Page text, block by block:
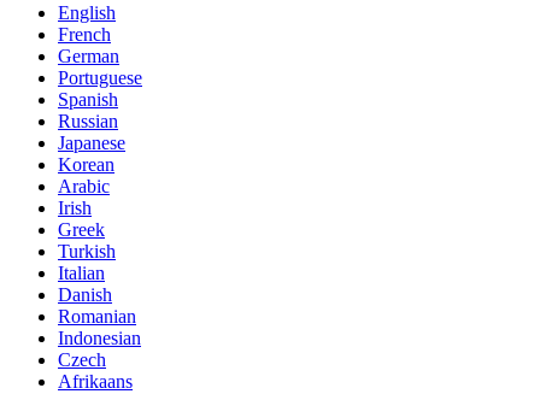
English
French
German
Portuguese
Spanish
Russian
Japanese
Korean
Arabic
Irish
Greek
Turkish
Italian
Danish
Romanian
Indonesian
Czech
Afrikaans